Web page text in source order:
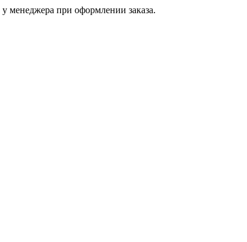
при оформлении заказа.